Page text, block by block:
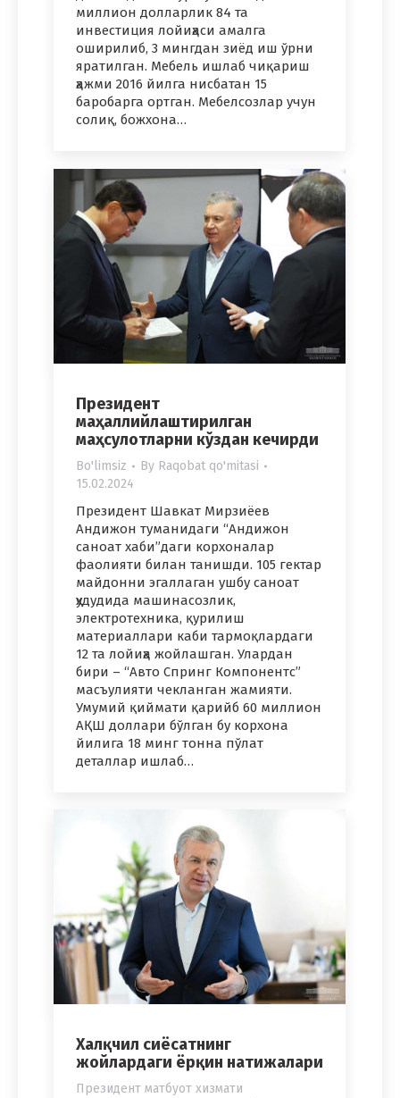
миллион долларлик 84 та
инвестиция лойиҳаси амалга
оширилиб, 3 мингдан зиёд иш ўрни
яратилган. Мебель ишлаб чиқариш
ҳажми 2016 йилга нисбатан 15
баробарга ортган. Мебелсозлар учун
солиқ, божхона…
Президент
маҳаллийлаштирилган
маҳсулотларни кўздан кечирди
Bo'limsiz By Raqobat qo'mitasi
15.02.2024
Президент Шавкат Мирзиёев
Андижон туманидаги “Андижон
саноат хаби”даги корхоналар
фаолияти билан танишди. 105 гектар
майдонни эгаллаган ушбу саноат
ҳудудида машинасозлик,
электротехника, қурилиш
материаллари каби тармоқлардаги
12 та лойиҳа жойлашган. Улардан
бири – “Авто Спринг Компонентс”
масъулияти чекланган жамияти.
Умумий қиймати қарийб 60 миллион
АҚШ доллари бўлган бу корхона
йилига 18 минг тонна пўлат
деталлар ишлаб…
Халқчил сиёсатнинг
жойлардаги ёрқин натижалари
Президент матбуот хизмати